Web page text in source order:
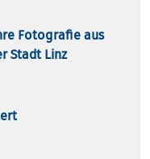
Foto­gra­fie aus
Stadt Linz